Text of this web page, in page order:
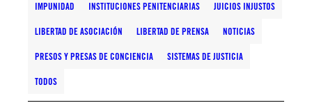
IMPUNIDAD INSTITUCIONES PENITENCIARIAS JUICIOS INJUSTOS
LIBERTAD DE ASOCIACIÓN LIBERTAD DE PRENSA NOTICIAS
PRESOS Y PRESAS DE CONCIENCIA SISTEMAS DE JUSTICIA
TODOS